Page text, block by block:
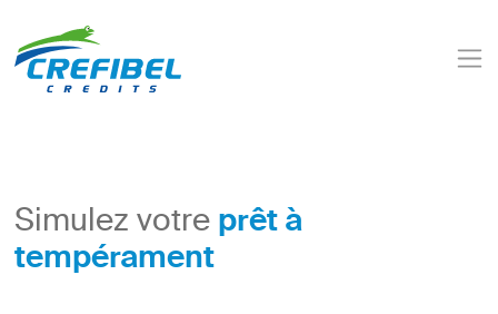
Simulez votreprêt à
tempérament